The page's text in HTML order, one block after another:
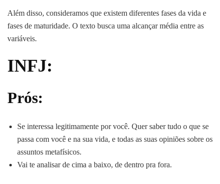
Além disso, consideramos que existem diferentes fases da vida e
fases de maturidade. O texto busca uma alcançar média entre as
variáveis.
INFJ:
Prós:
Se interessa legitimamente por você. Quer saber tudo o que se
passa com você e na sua vida, e todas as suas opiniões sobre os
assuntos metafísicos.
Vai te analisar de cima a baixo, de dentro pra fora.